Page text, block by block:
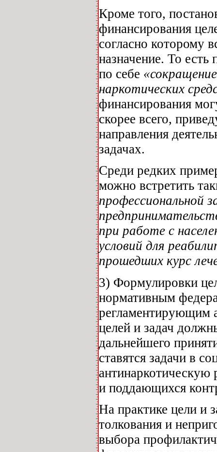
Кроме того,
финансирования
согласно которому
назначение. То
по себе
наркотических
финансирования
скорее всего,
направления
задачах.
Среди редких
можно встретить
профессиональной
при работе с
условий для
прошедших курс
3) Формулировки
нормативным
регламентирующим
целей и задач
дальнейшего
ставятся задачи в
и поддающихся
На практике цели и
толкования и
выбора